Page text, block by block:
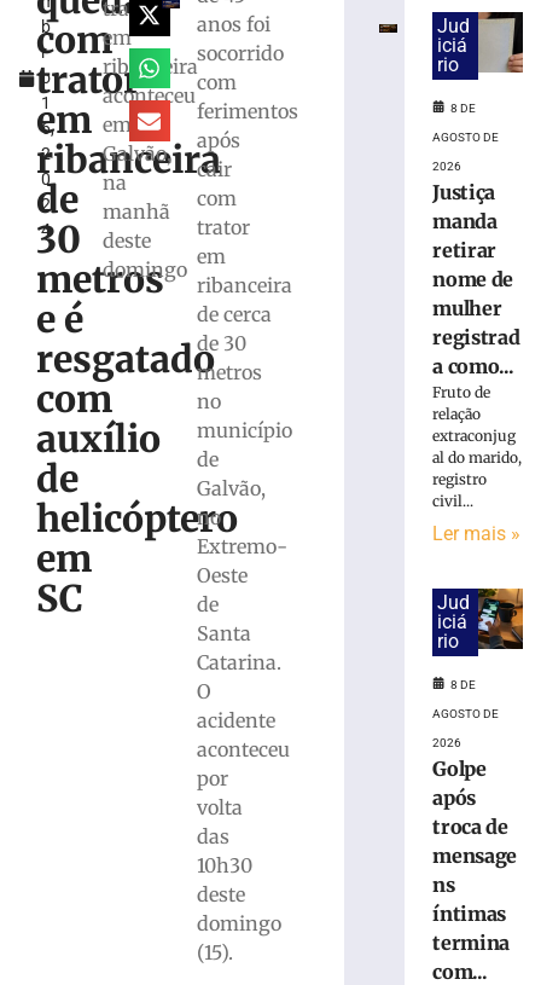
b
r
o
1
6,
2
0
2
4
com
trator
em
ribanceira
de
30
metros
e é
resgatado
com
auxílio
de
helicóptero
em
SC
trator
em
ribanceira
aconteceu
em
Galvão,
na
manhã
deste
domingo
anos foi
socorrido
com
ferimentos
após
cair
com
trator
em
ribanceira
de cerca
de 30
metros
no
município
de
Galvão,
no
Extremo-
Oeste
de
Santa
Catarina.
O
acidente
aconteceu
por
volta
das
10h30
deste
domingo
(15).
exige
transferências
bancárias
apresentar
problemas
Homem
tropeça
atropelado
Bento
Jud
iciá
rio
8 DE
AGOSTO DE
2026
Justiça
manda
retirar
nome de
mulher
registrad
a como...
Fruto de
relação
extraconjug
al do marido,
registro
civil...
Ler mais »
Jud
iciá
rio
8 DE
AGOSTO DE
2026
Golpe
após
troca de
mensage
ns
íntimas
termina
com...